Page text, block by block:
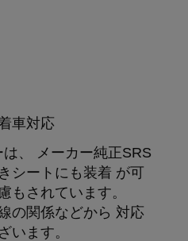
車対応
、 メーカー純正SRS
シートにも装着 が可
もされています。
の関係などから 対応
います。